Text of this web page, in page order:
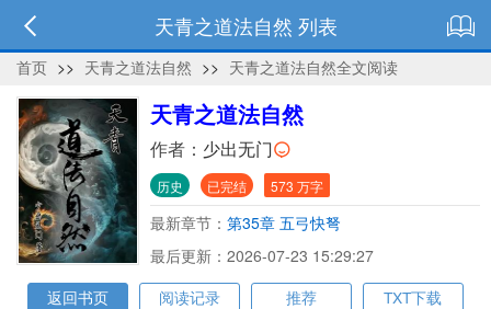
天青之道法自然 列表
首页 >> 天青之道法自然 >> 天青之道法自然全文阅读
天青之道法自然
作者： 少出无门
历史 已完结 573 万字
最新章节： 第35章 五弓快弩
最后更新：2026-07-23 15:29:27
返回书页
阅读记录 推荐 TXT下载